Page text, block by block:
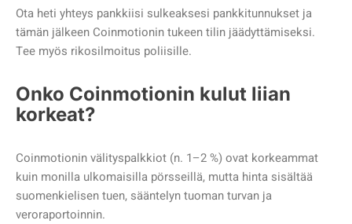
Ota heti yhteys pankkiisi sulkeaksesi pankkitunnukset ja
tämän jälkeen Coinmotionin tukeen tilin jäädyttämiseksi.
Tee myös rikosilmoitus poliisille.
Onko Coinmotionin kulut liian
korkeat?
Coinmotionin välityspalkkiot (n. 1–2 %) ovat korkeammat
kuin monilla ulkomaisilla pörsseillä, mutta hinta sisältää
suomenkielisen tuen, sääntelyn tuoman turvan ja
veroraportoinnin.